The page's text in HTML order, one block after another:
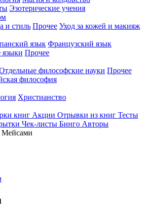
Эзотерические учения
и стиль Прочее Уход за кожей и макияж
язык Французский язык
языки Прочее
философские науки Прочее
философия
Христианство
книг Акции Отрывки из книг Тесты
Чек-листы Бинго Авторы